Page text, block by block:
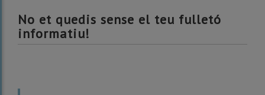
No et quedis sense el teu fulletó
informatiu!